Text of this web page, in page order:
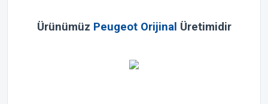
Ürünümüz Peugeot Orijinal Üretimidir